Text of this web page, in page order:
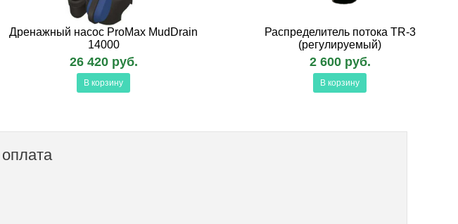
Дренажный насос ProMax MudDrain
14000
26 420 руб.
В корзину
Распределитель потока TR-3
(регулируемый)
2 600 руб.
В корзину